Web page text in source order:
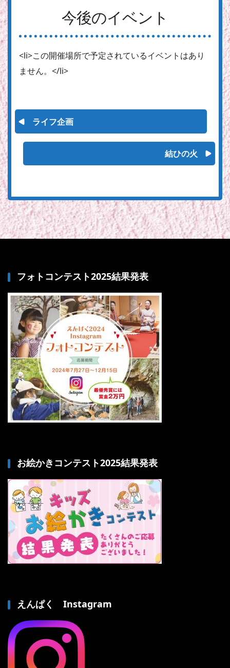
今後のイベント
<li>この開催場所で予定されているイベントはあり
ません。</li>
ライフ企画
結ひの火
フォトコンテスト2025結果発表
お絵かきコンテスト2025結果発表
えんぱく Instagram